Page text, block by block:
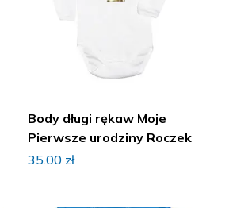
Body długi rękaw Moje
Pierwsze urodziny Roczek
35.00 zł